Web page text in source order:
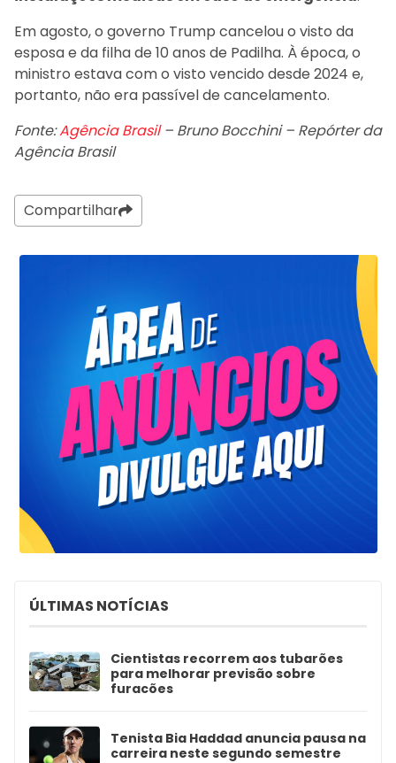
Em agosto, o governo Trump cancelou o visto da
esposa e da filha de 10 anos de Padilha. À época, o
ministro estava com o visto vencido desde 2024 e,
portanto, não era passível de cancelamento.
Fonte:Agência Brasil– Bruno Bocchini – Repórter da
Agência Brasil
Compartilhar
ÚLTIMAS NOTÍCIAS
Cientistas recorrem aos tubarões
para melhorar previsão sobre
furacões
Tenista Bia Haddad anuncia pausa na
carreira neste segundo semestre